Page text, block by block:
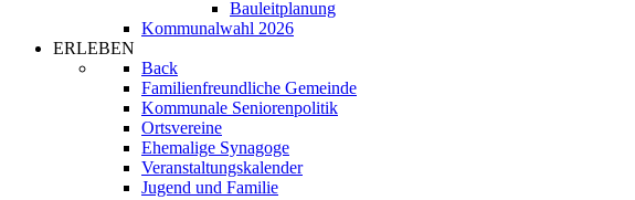
Bauleitplanung
Kommunalwahl 2026
ERLEBEN
Back
Familienfreundliche Gemeinde
Kommunale Seniorenpolitik
Ortsvereine
Ehemalige Synagoge
Veranstaltungskalender
Jugend und Familie